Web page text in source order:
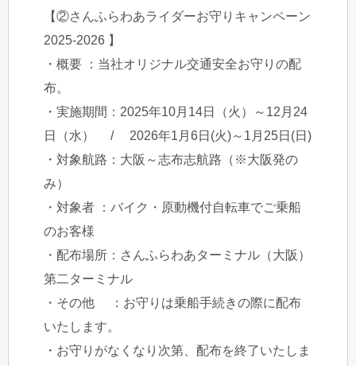
【②さんふらわあライダーお守りキャンペーン
2025-2026 】
・概要 ：当社オリジナル交通安全お守りの配
布。
・実施期間：2025年10月14日（火）～12月24
日（水） / 2026年1月6日(火)～1月25日(日)
・対象航路：大阪～志布志航路（※大阪発の
み）
・対象者 ：バイク・原動機付自転車でご乗船
のお客様
・配布場所：さんふらわあターミナル（大阪）
第二ターミナル
・その他 ：お守りは乗船手続きの際に配布
いたします。
・お守りがなくなり次第、配布を終了いたしま